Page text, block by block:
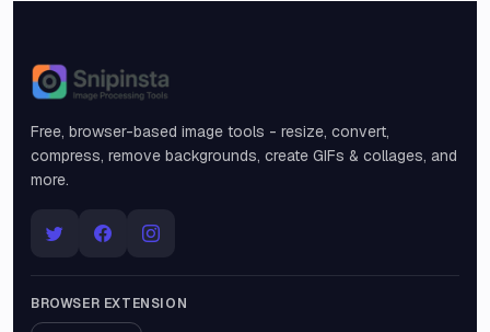
Snipinsta
Free, browser-based image tools - resize, convert,
compress, remove backgrounds, create GIFs & collages, and
more.
BROWSER EXTENSION